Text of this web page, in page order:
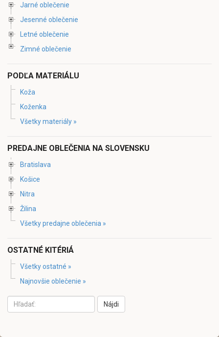
Jarné oblečenie
Jesenné oblečenie
Letné oblečenie
Zimné oblečenie
PODĽA MATERIÁLU
Koža
Koženka
Všetky materiály »
PREDAJNE OBLEČENIA NA SLOVENSKU
Bratislava
Košice
Nitra
Žilina
Všetky predajne oblečenia »
OSTATNÉ KITÉRIÁ
Všetky ostatné »
Najnovšie oblečenie »
Nájdi